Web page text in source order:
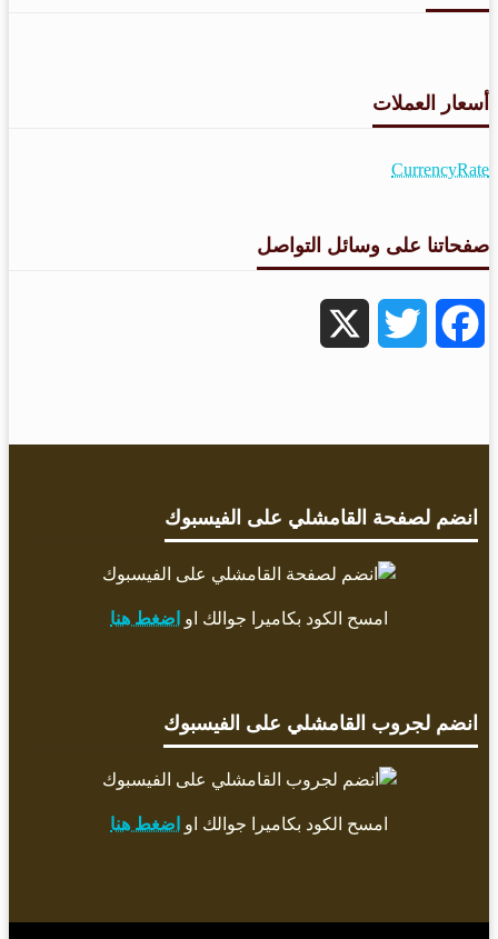
أسعار العملات
CurrencyRate
صفحاتنا على وسائل التواصل
Facebook
Twitter
انضم لصفحة القامشلي على الفيسبوك
امسح الكود بكاميرا جوالك او اضغط هنا
انضم لجروب القامشلي على الفيسبوك
امسح الكود بكاميرا جوالك او اضغط هنا